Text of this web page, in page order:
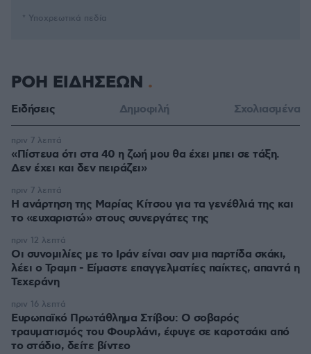
* Υποχρεωτικά πεδία
ΡΟΗ ΕΙΔΗΣΕΩΝ
Ειδήσεις Δημοφιλή Σχολιασμένα
«Πίστευα ότι στα 40 η ζωή μου θα έχει μπει σε τάξη.
Δεν έχει και δεν πειράζει»
πριν 7 λεπτά
Η ανάρτηση της Μαρίας Κίτσου για τα γενέθλιά της και
το «ευχαριστώ» στους συνεργάτες της
πριν 7 λεπτά
Οι συνομιλίες με το Ιράν είναι σαν μια παρτίδα σκάκι,
λέει ο Τραμπ - Είμαστε επαγγελματίες παίκτες, απαντά η
Τεχεράνη
πριν 12 λεπτά
Ευρωπαϊκό Πρωτάθλημα Στίβου: Ο σοβαρός
τραυματισμός του Φουρλάνι, έφυγε σε καροτσάκι από
το στάδιο, δείτε βίντεο
πριν 16 λεπτά